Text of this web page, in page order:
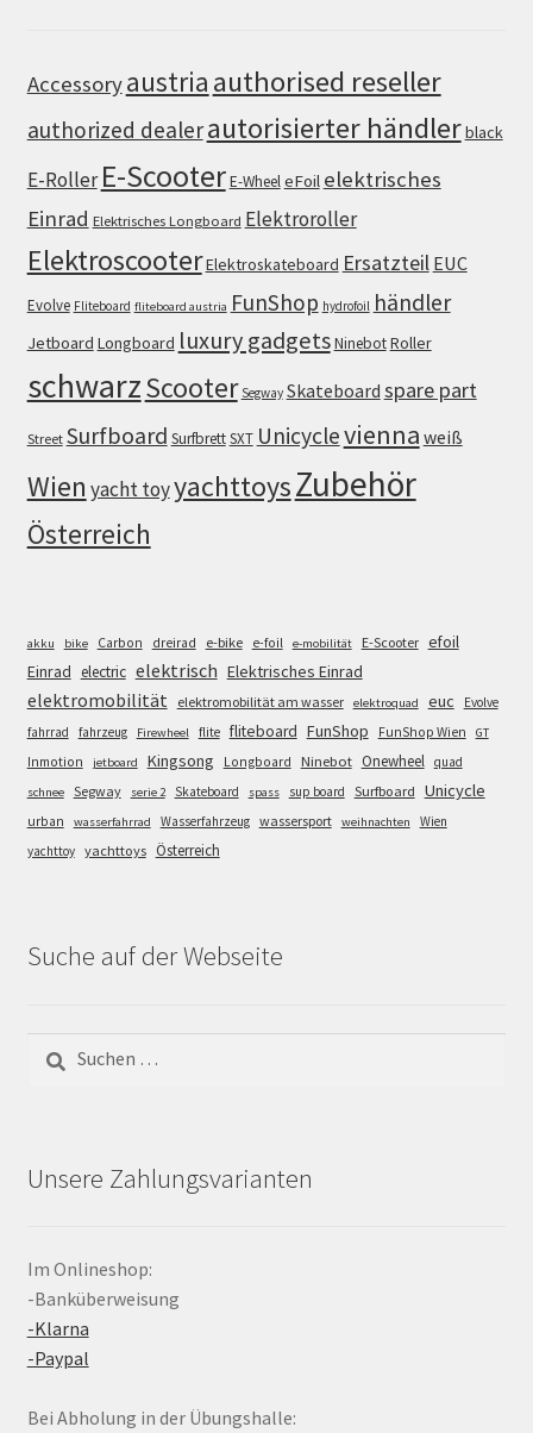
Accessoryaustria authorised reseller
authorized dealerautorisierter händlerblack
E-Roller E-ScooterE-WheeleFoil elektrisches
Einrad Elektrisches Longboard Elektroroller
ElektroscooterElektroskateboard Ersatzteil EUC
Evolve Fliteboard fliteboard austria FunShop hydrofoil händler
Jetboard Longboard luxury gadgetsNinebotRoller
schwarzScooter Segway Skateboard spare part
Street Surfboard SurfbrettSXT Unicyclevienna weiß
Wien yacht toyyachttoysZubehör
Österreich
akku bike Carbon dreirad e-bike e-foil e-mobilität E-Scooter efoil
Einrad electric elektrisch Elektrisches Einrad
elektromobilität elektromobilität am wasser elektroquad euc
Evolve
fahrrad
fahrzeug Firewheel flite fliteboard FunShop FunShop Wien GT
Inmotion jetboard Kingsong Longboard Ninebot Onewheel quad
schnee Segway serie 2 Skateboard spass sup board Surfboard Unicycle
urban wasserfahrrad Wasserfahrzeug wassersport weihnachten
Wien
yachttoy yachttoys Österreich
Suche auf der Webseite
nach:
Unsere Zahlungsvarianten
Im Onlineshop:
-Banküberweisung
-Klarna
-Paypal
Bei Abholung in der Übungshalle: